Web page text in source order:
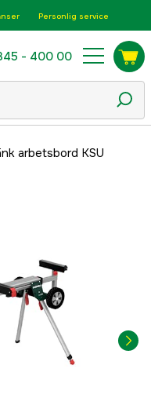
Personlig service
- 400 00
arbetsbord KSU